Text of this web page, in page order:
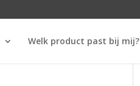
Welk product past bij mij?